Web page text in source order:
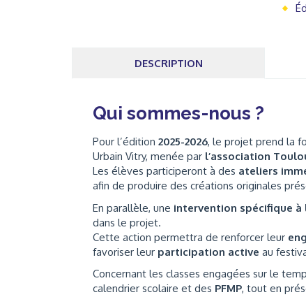
DESCRIPTION
Qui sommes-nous ?
Pour l’édition 2025-2026, le projet prend la
Urbain Vitry, menée par l’association
Les élèves participeront à des ateliers
afin de produire des créations originales
En parallèle, une intervention spécifique à
dans le projet.
Cette action permettra de renforcer leur
favoriser leur participation active au
Concernant les classes engagées sur le
calendrier scolaire et des PFMP, tout en